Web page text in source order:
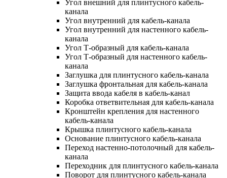
Угол внешний для плинтусного кабель-
канала
Угол внутренний для кабель-канала
Угол внутренний для настенного кабель-
канала
Угол Т-образный для кабель-канала
Угол Т-образный для настенного кабель-
канала
Заглушка для плинтусного кабель-канала
Заглушка фронтальная для кабель-канала
Защита ввода кабеля в кабель-канал
Коробка ответвительная для кабель-канала
Кронштейн крепления для настенного
кабель-канала
Крышка плинтусного кабель-канала
Основание плинтусного кабель-канала
Переход настенно-потолочный для кабель-
канала
Переходник для плинтусного кабель-канала
Поворот для плинтусного кабель-канала